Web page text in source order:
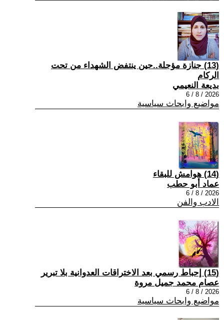
(13) جنازة مؤجلة..حين ينتفض الشهداء من تحت
الركام
بديعة النعيمي
2026 / 8 / 6
مواضيع وابحاث سياسية
(14) هوامش للبقاء
عماد أبو حطب
2026 / 8 / 6
الادب والفن
(15) إحباط رسمي بعد الاختراقات العدوانية بلا تبرير
عصام محمد جميل مروة
2026 / 8 / 6
مواضيع وابحاث سياسية